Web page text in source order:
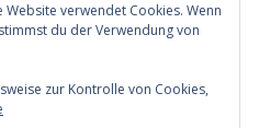
verwendet Cookies. Wenn
du der Verwendung von
zur Kontrolle von Cookies,